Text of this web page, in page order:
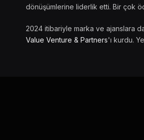
dönüşümlerine liderlik etti. Bir çok
2024 itibariyle marka ve ajanslara
Value Venture & Partners'ı kurdu.